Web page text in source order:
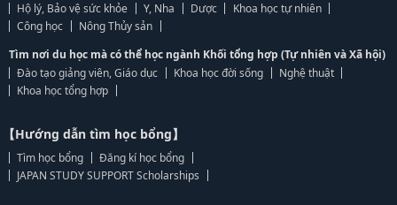
Hộ lý, Bảo vệ sức khỏe
Y, Nha Dược
Khoa học tự nhiên
Công học
Nông Thủy sản
Tìm nơi du học mà có thể học ngành Khối tổng hợp (Tự nhiên và Xã hội)
Đào tạo giảng viên, Giáo dục
Khoa học đời sống
Nghệ thuật
Khoa học tổng hợp
【Hướng dẫn tìm học bổng】
Tìm học bổng
Đăng kí học bổng
JAPAN STUDY SUPPORT Scholarships